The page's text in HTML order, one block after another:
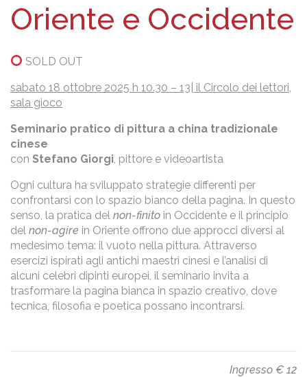
Oriente e Occidente
SOLD OUT
sabato 18 ottobre 2025 h 10.30 – 13| il Circolo dei lettori,
sala gioco
Seminario pratico di pittura a china tradizionale
cinese
con Stefano Giorgi , pittore e videoartista
Ogni cultura ha sviluppato strategie differenti per
confrontarsi con lo spazio bianco della pagina. In questo
senso, la pratica del non-finito in Occidente e il principio
del non-agire in Oriente offrono due approcci diversi al
medesimo tema: il vuoto nella pittura. Attraverso
esercizi ispirati agli antichi maestri cinesi e l’analisi di
alcuni celebri dipinti europei, il seminario invita a
trasformare la pagina bianca in spazio creativo, dove
tecnica, filosofia e poetica possano incontrarsi.
Ingresso € 12